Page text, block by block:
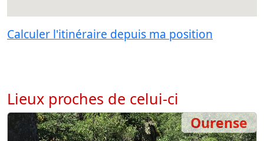
Calculer l'itinéraire depuis ma position
Lieux proches de celui-ci
Ourense